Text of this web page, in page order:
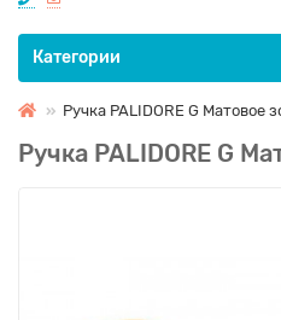
Все категории
Категории
Ручка PALIDORE G Матовое
Ручка PALIDORE G